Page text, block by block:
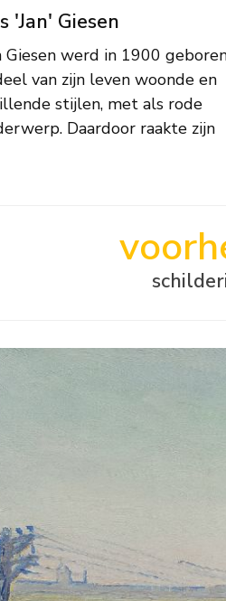
'Jan' Giesen
Giesen werd in 1900
van zijn leven woonde en
stijlen, met als rode
Daardoor raakte zijn
hoogtij vierde, wat op
Giesen was tussen